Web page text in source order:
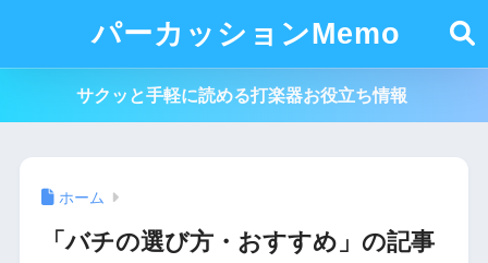
パーカッションMemo
サクッと手軽に読める打楽器お役立ち情報
ホーム
「バチの選び方・おすすめ」の記事